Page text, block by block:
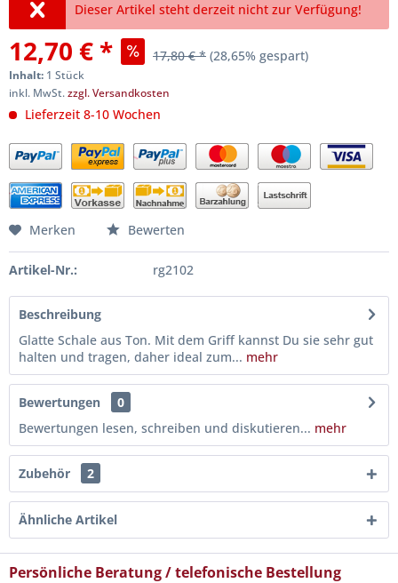
Dieser Artikel steht derzeit nicht zur Verfügung!
12,70 € * 17,80 € * (28,65% gespart)
Inhalt: 1 Stück
inkl. MwSt.zzgl. Versandkosten
Lieferzeit 8-10 Wochen
Merken Bewerten
Artikel-Nr.: rg2102
Beschreibung
Glatte Schale aus Ton. Mit dem Griff kannst Du sie sehr gut
halten und tragen, daher ideal zum... mehr
Bewertungen
0
Bewertungen lesen, schreiben und diskutieren... mehr
Zubehör 2
Ähnliche Artikel
Persönliche Beratung / telefonische Bestellung